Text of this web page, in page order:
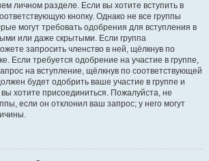
личном разделе. Если вы хотите вступить в
кнопку. Однако не все группы
могут требовать одобрения для вступления в
или даже скрытыми. Если группа
запросить членство в ней, щёлкнув по
Если требуется одобрение на участие в группе,
на вступление, щёлкнув по соответствующей
будет одобрить ваше участие в группе и
хотите присоединиться. Пожалуйста, не
если он отклонил ваш запрос; у него могут